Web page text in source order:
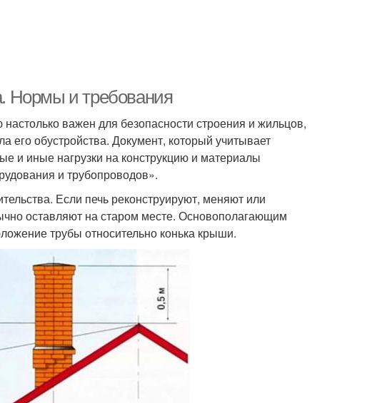
Нормы и требования
важен для безопасности строения и жильцов,
его обустройства. Документ, который учитывает
и иные нагрузки на конструкцию и материалы
и трубопроводов».
Если печь реконструируют, меняют или
оставляют на старом месте. Основополагающим
трубы относительно конька крыши.